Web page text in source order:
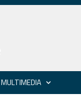
MULTIMEDIA